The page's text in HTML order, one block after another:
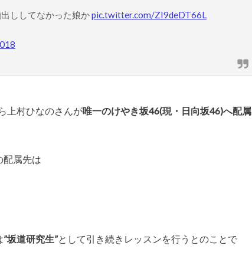
ししてなかった娘かpic.twitter.com/ZI9deDT66L
上村ひなのさんが唯一のけやき坂46(現・日向坂46)へ配属
配属先は
”坂道研究生”として引き続きレッスンを行うとのことで